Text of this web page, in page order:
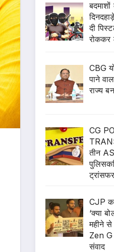
दी
CBG
पाने
राज्य
CG
तीन
ट्रांसफर
CJP
‘क्या
महीने
Zen G
संवाद